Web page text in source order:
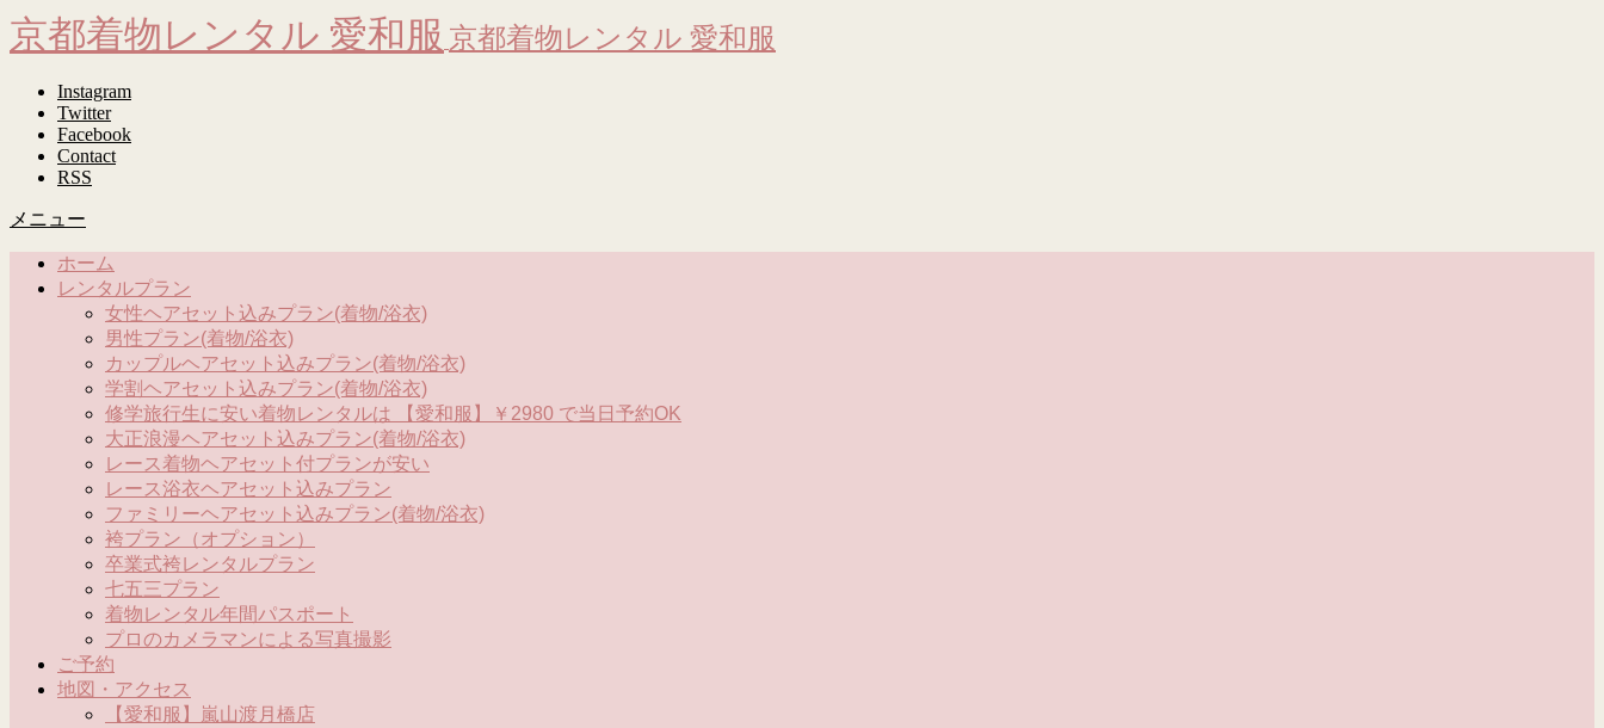
京都着物レンタル 愛和服 京都着物レンタル 愛和服
Instagram
Twitter
Facebook
Contact
RSS
メニュー
ホーム
レンタルプラン
女性ヘアセット込みプラン(着物/浴衣)
男性プラン(着物/浴衣)
カップルヘアセット込みプラン(着物/浴衣)
学割ヘアセット込みプラン(着物/浴衣)
修学旅行生に安い着物レンタルは 【愛和服】￥2980 で当日予約OK
大正浪漫ヘアセット込みプラン(着物/浴衣)
レース着物ヘアセット付プランが安い
レース浴衣ヘアセット込みプラン
ファミリーヘアセット込みプラン(着物/浴衣)
袴プラン（オプション）
卒業式袴レンタルプラン
七五三プラン
着物レンタル年間パスポート
プロのカメラマンによる写真撮影
ご予約
地図・アクセス
【愛和服】嵐山渡月橋店